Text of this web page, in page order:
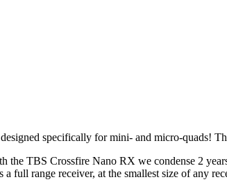
specifically for mini- and micro-quads!
TBS Crossfire Nano RX we condense 2
full range receiver, at the smallest size of any